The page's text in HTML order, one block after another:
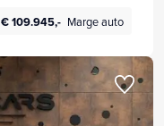
€ 109.945,- Marge auto